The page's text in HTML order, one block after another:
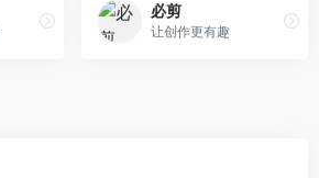
必剪
让创作更有趣